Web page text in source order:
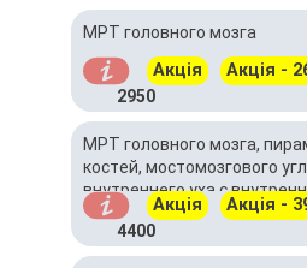
МРТ головного мозга
Акція Акція -
2950
МРТ головного мозга,
костей, мостомозгового
внутреннего уха с
проходомАкція Акція -
4400